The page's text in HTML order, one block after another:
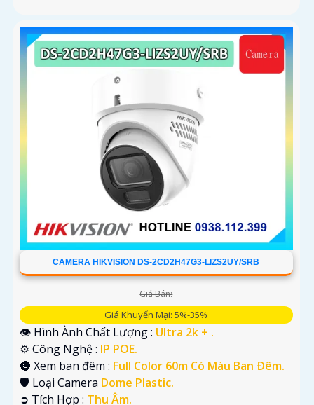
CAMERA HIKVISION DS-2CD2H47G3-LIZS2UY/SRB
Giá Bán:
Giá Khuyến Mại: 5%-35%
👁 Hình Ành Chất Lượng : Ultra 2k + .
⚙ Công Nghệ : IP POE.
🌚 Xem ban đêm : Full Color 60m Có Màu Ban Ðêm.
🛡 Loại Camera Dome Plastic.
️➲ Tích Hợp : Thu Âm.